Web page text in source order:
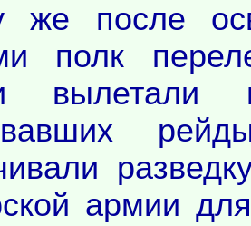
же после
полк
вылетали
армии